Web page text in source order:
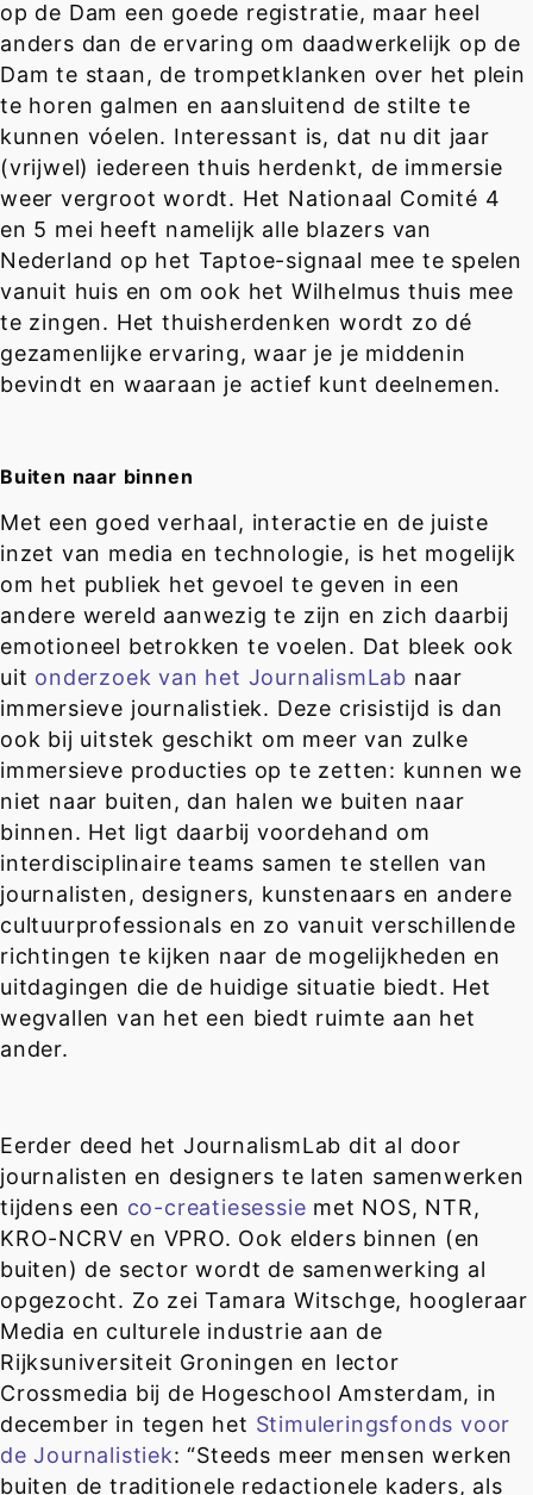
op de Dam een goede registratie, maar heel
anders dan de ervaring om daadwerkelijk op de
Dam te staan, de trompetklanken over het plein
te horen galmen en aansluitend de stilte te
kunnen vóelen. Interessant is, dat nu dit jaar
(vrijwel) iedereen thuis herdenkt, de immersie
weer vergroot wordt. Het Nationaal Comité 4
en 5 mei heeft namelijk alle blazers van
Nederland op het Taptoe-signaal mee te spelen
vanuit huis en om ook het Wilhelmus thuis mee
te zingen. Het thuisherdenken wordt zo dé
gezamenlijke ervaring, waar je je middenin
bevindt en waaraan je actief kunt deelnemen.
Buiten naar binnen
Met een goed verhaal, interactie en de juiste
inzet van media en technologie, is het mogelijk
om het publiek het gevoel te geven in een
andere wereld aanwezig te zijn en zich daarbij
emotioneel betrokken te voelen. Dat bleek ook
uit onderzoek van het JournalismLab naar
immersieve journalistiek. Deze crisistijd is dan
ook bij uitstek geschikt om meer van zulke
immersieve producties op te zetten: kunnen we
niet naar buiten, dan halen we buiten naar
binnen. Het ligt daarbij voordehand om
interdisciplinaire teams samen te stellen van
journalisten, designers, kunstenaars en andere
cultuurprofessionals en zo vanuit verschillende
richtingen te kijken naar de mogelijkheden en
uitdagingen die de huidige situatie biedt. Het
wegvallen van het een biedt ruimte aan het
ander.
Eerder deed het JournalismLab dit al door
journalisten en designers te laten samenwerken
tijdens een co-creatiesessie met NOS, NTR,
KRO-NCRV en VPRO. Ook elders binnen (en
buiten) de sector wordt de samenwerking al
opgezocht. Zo zei Tamara Witschge, hoogleraar
Media en culturele industrie aan de
Rijksuniversiteit Groningen en lector
Crossmedia bij de Hogeschool Amsterdam, in
december in tegen het Stimuleringsfonds voor
de Journalistiek: “Steeds meer mensen werken
buiten de traditionele redactionele kaders, als